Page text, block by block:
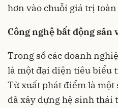
hơn vào chuỗi giá trị toàn
Công nghệ bất động sản
Trong số các doanh
là một đại diện tiêu biểu
Từ xuất phát điểm là
đã xây dựng hệ sinh thái